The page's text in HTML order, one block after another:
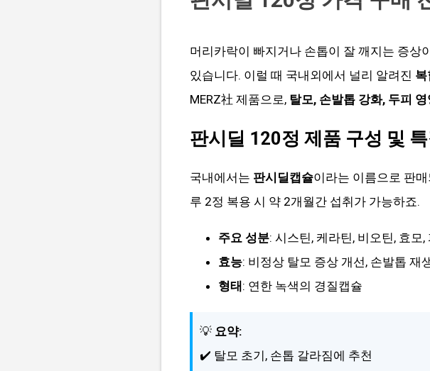
머리카락이 빠지거나 손톱이 잘 깨지는 증상
있습니다. 이럴 때 국내외에서 널리 알려진
MERZ社 제품으로, 탈모, 손발톱 강화, 두피
판시딜 120정 제품 구성 및
국내에서는 판시딜캡슐이라는 이름으로 판
루 2정 복용 시 약 2개월간 섭취가 가능하죠.
주요 성분: 시스틴, 케라틴, 비오틴, 효
효능: 비정상 탈모 증상 개선, 손발톱 재
형태: 연한 녹색의 경질캡슐
💡 요약:
✔️ 탈모 초기, 손톱 갈라짐에 추천